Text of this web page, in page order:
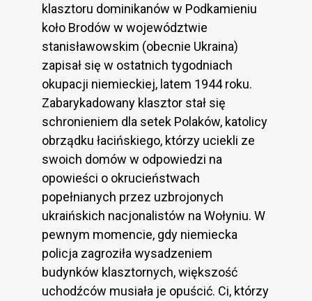
klasztoru dominikanów w Podkamieniu
koło Brodów w województwie
stanisławowskim (obecnie Ukraina)
zapisał się w ostatnich tygodniach
okupacji niemieckiej, latem 1944 roku.
Zabarykadowany klasztor stał się
schronieniem dla setek Polaków, katolicy
obrządku łacińskiego, którzy uciekli ze
swoich domów w odpowiedzi na
opowieści o okrucieństwach
popełnianych przez uzbrojonych
ukraińskich nacjonalistów na Wołyniu. W
pewnym momencie, gdy niemiecka
policja zagroziła wysadzeniem
budynków klasztornych, większość
uchodźców musiała je opuścić. Ci, którzy